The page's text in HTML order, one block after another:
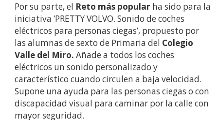
Por su parte, el Reto más popular ha sido para la
iniciativa ‘PRETTY VOLVO. Sonido de coches
eléctricos para personas ciegas’, propuesto por
las alumnas de sexto de Primaria del Colegio
Valle del Miro. Añade a todos los coches
eléctricos un sonido personalizado y
característico cuando circulen a baja velocidad.
Supone una ayuda para las personas ciegas o con
discapacidad visual para caminar por la calle con
mayor seguridad.